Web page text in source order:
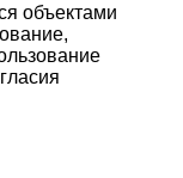
объектами